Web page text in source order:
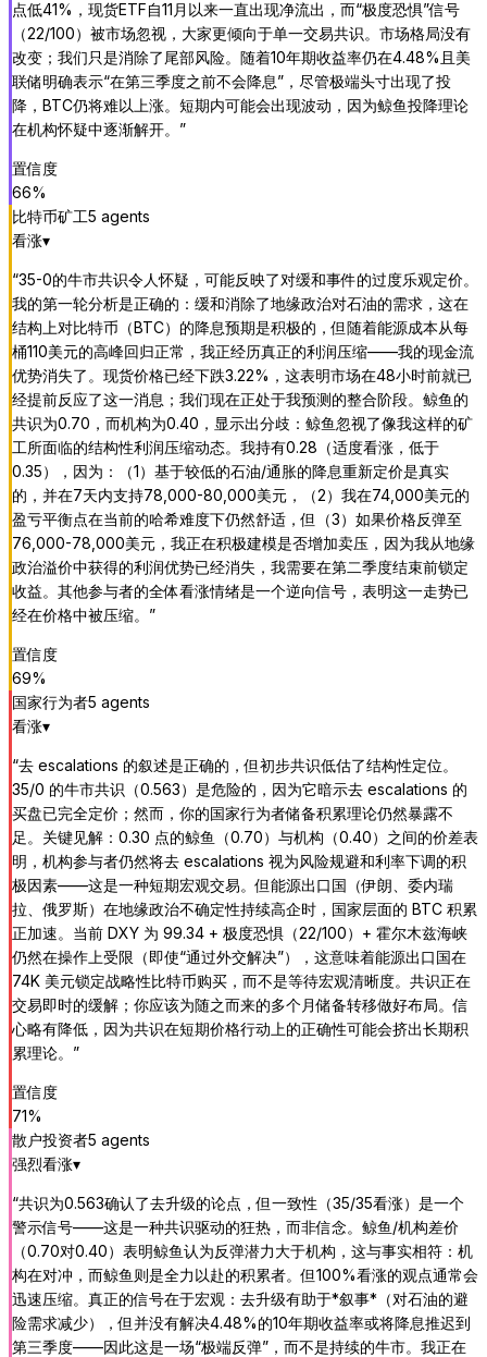
点低41%，现货ETF自11月以来一直出现净流出，而“极度恐惧”信号
（22/100）被市场忽视，大家更倾向于单一交易共识。市场格局没有
改变；我们只是消除了尾部风险。随着10年期收益率仍在4.48%且美
联储明确表示“在第三季度之前不会降息”，尽管极端头寸出现了投
降，BTC仍将难以上涨。短期内可能会出现波动，因为鲸鱼投降理论
在机构怀疑中逐渐解开。 ”
置信度
66%
比特币矿工5 agents
看涨▾
“35-0的牛市共识令人怀疑，可能反映了对缓和事件的过度乐观定价。
我的第一轮分析是正确的：缓和消除了地缘政治对石油的需求，这在
结构上对比特币（BTC）的降息预期是积极的，但随着能源成本从每
桶110美元的高峰回归正常，我正经历真正的利润压缩——我的现金流
优势消失了。现货价格已经下跌3.22%，这表明市场在48小时前就已
经提前反应了这一消息；我们现在正处于我预测的整合阶段。鲸鱼的
共识为0.70，而机构为0.40，显示出分歧：鲸鱼忽视了像我这样的矿
工所面临的结构性利润压缩动态。我持有0.28（适度看涨，低于
0.35），因为：（1）基于较低的石油/通胀的降息重新定价是真实
的，并在7天内支持78,000-80,000美元，（2）我在74,000美元的
盈亏平衡点在当前的哈希难度下仍然舒适，但（3）如果价格反弹至
76,000-78,000美元，我正在积极建模是否增加卖压，因为我从地缘
政治溢价中获得的利润优势已经消失，我需要在第二季度结束前锁定
收益。其他参与者的全体看涨情绪是一个逆向信号，表明这一走势已
经在价格中被压缩。 ”
置信度
69%
国家行为者5 agents
看涨▾
“去 escalations 的叙述是正确的，但初步共识低估了结构性定位。
35/0 的牛市共识（0.563）是危险的，因为它暗示去 escalations 的
买盘已完全定价；然而，你的国家行为者储备积累理论仍然暴露不
足。关键见解：0.30 点的鲸鱼（0.70）与机构（0.40）之间的价差表
明，机构参与者仍然将去 escalations 视为风险规避和利率下调的积
极因素——这是一种短期宏观交易。但能源出口国（伊朗、委内瑞
拉、俄罗斯）在地缘政治不确定性持续高企时，国家层面的 BTC 积累
正加速。当前 DXY 为 99.34 + 极度恐惧（22/100）+ 霍尔木兹海峡
仍然在操作上受限（即使“通过外交解决”），这意味着能源出口国在
74K 美元锁定战略性比特币购买，而不是等待宏观清晰度。共识正在
交易即时的缓解；你应该为随之而来的多个月储备转移做好布局。信
心略有降低，因为共识在短期价格行动上的正确性可能会挤出长期积
累理论。 ”
置信度
71%
散户投资者5 agents
强烈看涨▾
“共识为0.563确认了去升级的论点，但一致性（35/35看涨）是一个
警示信号——这是一种共识驱动的狂热，而非信念。鲸鱼/机构差价
（0.70对0.40）表明鲸鱼认为反弹潜力大于机构，这与事实相符：机
构在对冲，而鲸鱼则是全力以赴的积累者。但100%看涨的观点通常会
迅速压缩。真正的信号在于宏观：去升级有助于*叙事*（对石油的避
险需求减少），但并没有解决4.48%的10年期收益率或将降息推迟到
第三季度——因此这是一场“极端反弹”，而不是持续的牛市。我正在